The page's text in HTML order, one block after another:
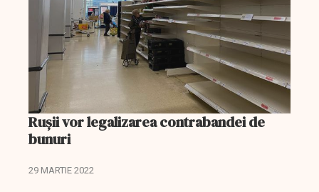
Rușii vor legalizarea contrabandei de
bunuri
29 MARTIE 2022